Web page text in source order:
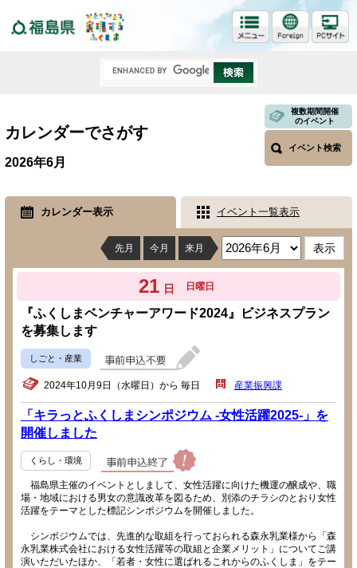
カレンダーでさがす
複数期間開催
のイベント
イベント検索
2026年6月
カレンダー表示 イベント一覧表示
先月 今月 来月
21 日 日曜日
『ふくしまベンチャーアワード2024』ビジネスプラン
を募集します
しごと・産業
2024年10月9日（水曜日）から 毎日 産業振興課
「キラっとふくしまシンポジウム -女性活躍2025-」を
開催しました
くらし・環境
福島県主催のイベントとしまして、女性活躍に向けた機運の醸成や、職
場・地域における男女の意識改革を図るため、別添のチラシのとおり女性
活躍をテーマとした標記シンポジウムを開催しました。
シンポジウムでは、先進的な取組を行っておられる森永乳業様から「森
永乳業株式会社における女性活躍等の取組と企業メリット」についてご講
演いただいたほか、「若者・女性に選ばれるこれからのふくしま」をテー